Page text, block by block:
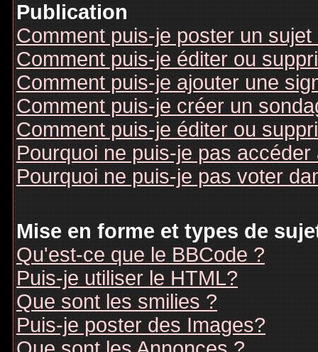
Publication
Comment puis-je poster un
Comment puis-je éditer ou
Comment puis-je ajouter une
Comment puis-je créer un
Comment puis-je éditer ou
Pourquoi ne puis-je pas accéder
Pourquoi ne puis-je pas voter
Mise en forme et types de
Qu'est-ce que le BBCode ?
Puis-je utiliser le HTML?
Que sont les smilies ?
Puis-je poster des Images?